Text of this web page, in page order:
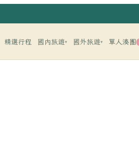
精選行程 國內旅遊▾ 國外旅遊▾ 單人湊團